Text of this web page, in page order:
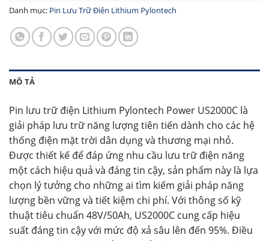
Danh mục: Pin Lưu Trữ Điện Lithium Pylontech
MÔ TẢ
Pin lưu trữ điện Lithium Pylontech Power US2000C là
giải pháp lưu trữ năng lượng tiên tiến dành cho các hệ
thống điện mặt trời dân dụng và thương mại nhỏ.
Được thiết kế để đáp ứng nhu cầu lưu trữ điện năng
một cách hiệu quả và đáng tin cậy, sản phẩm này là lựa
chọn lý tưởng cho những ai tìm kiếm giải pháp năng
lượng bền vững và tiết kiệm chi phí. Với thông số kỹ
thuật tiêu chuẩn 48V/50Ah, US2000C cung cấp hiệu
suất đáng tin cậy với mức độ xả sâu lên đến 95%. Điều